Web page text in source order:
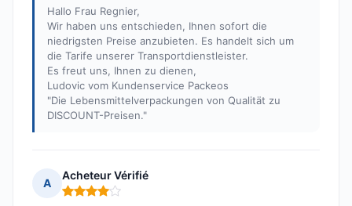
Hallo Frau Regnier,
Wir haben uns entschieden, Ihnen sofort die
niedrigsten Preise anzubieten. Es handelt sich um
die Tarife unserer Transportdienstleister.
Es freut uns, Ihnen zu dienen,
Ludovic vom Kundenservice Packeos
"Die Lebensmittelverpackungen von Qualität zu
DISCOUNT-Preisen."
A
Acheteur Vérifié
Hinweis: 4 von 5